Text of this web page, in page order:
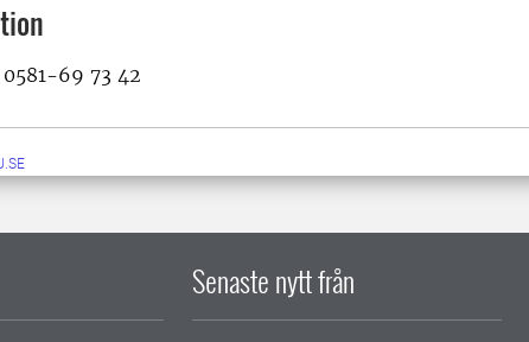
0581-69 73 42
Senaste nytt från